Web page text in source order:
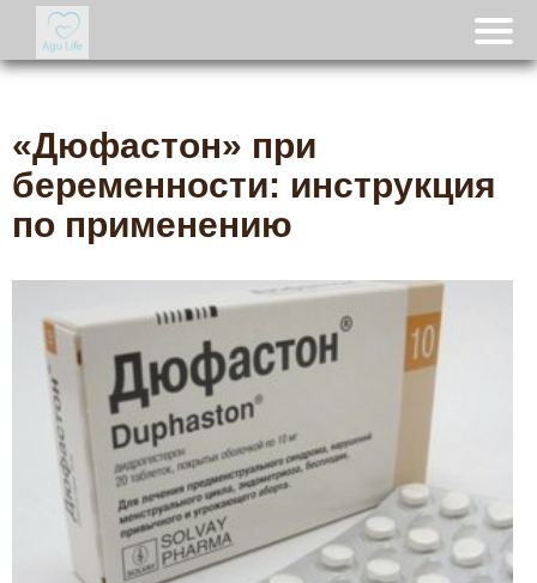
«Дюфастон» при
беременности: инструкция
по применению